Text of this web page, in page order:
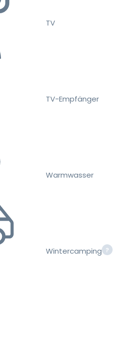
TV
TV-Empfänger
Warmwasser
Wintercamping